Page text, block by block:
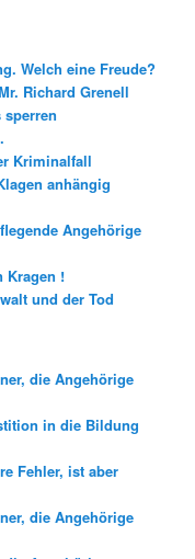
Welch eine Freude?
Richard Grenell
Kriminalfall
anhängig
Angehörige
Kragen !
und der Tod
die Angehörige
in die Bildung
Fehler, ist aber
die Angehörige